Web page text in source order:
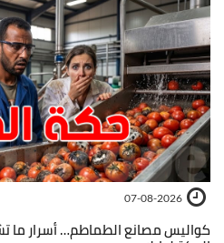
07-08-2026
كواليس مصانع الطماطم… أسرار